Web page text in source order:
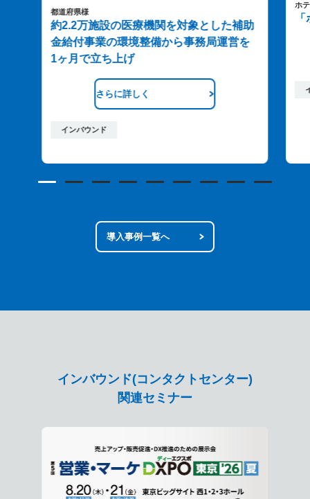
都道府県様
約2.2万施設の医療機関を対象とした補助
金給付事業の環境整備から事務局運営を
1ヶ月で立ち上げ
さらに詳しく
インバウンド
ホ
導入事例一覧へ
インバウンド(コンタクトセンター)
関連セミナー